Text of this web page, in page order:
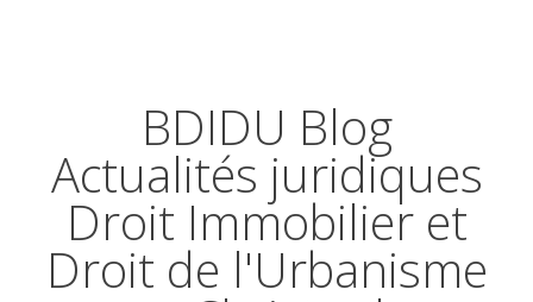
BDIDU Blog
Actualités juridiques
Droit Immobilier et
Droit de l'Urbanisme